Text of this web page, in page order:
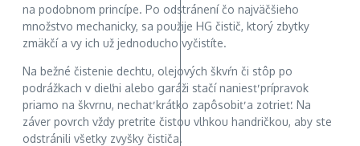
na podobnom princípe. Po odstránení čo najväčšieho
množstvo mechanicky, sa použije HG čistič, ktorý zbytky
zmäkčí a vy ich už jednoducho vyčistíte.
Na bežné čistenie dechtu, olejových škvŕn či stôp po
podrážkach v dieľni alebo garáži stačí naniesť prípravok
priamo na škvrnu, nechať krátko zapôsobiť a zotrieť. Na
záver povrch vždy pretrite čistou vlhkou handričkou, aby ste
odstránili všetky zvyšky čističa.